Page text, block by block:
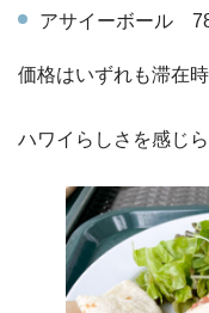
アサイーボール
価格はいずれも滞在時
ハワイらしさを感じ